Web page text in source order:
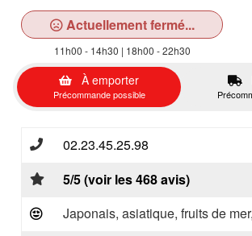
Actuellement fermé...
11h00 - 14h30 | 18h00 - 22h30
À emporter
Précommande possible
02.23.45.25.98
5/5 (voir les 468 avis)
Japonais, asiatique, fruits de